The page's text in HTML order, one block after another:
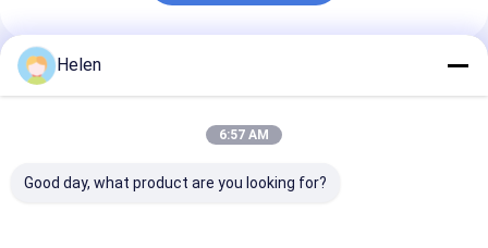
अनुशंसित उत्पाद
Helen
6:57 AM
Good day, what product are you looking for?